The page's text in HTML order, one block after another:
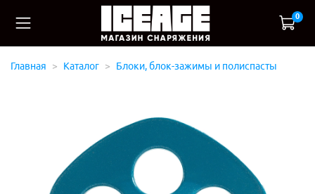
0
Главная Каталог Блоки, блок-зажимы и полиспасты